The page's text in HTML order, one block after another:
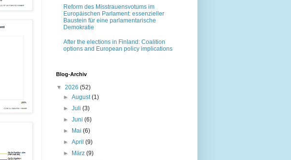
Reform des Misstrauensvotums im
Europäischen Parlament: essenzieller
Baustein für eine parlamentarische
Demokratie
After the elections in Finland: Coalition
options and European policy implications
Blog-Archiv
▼ 2026 (52)
►August(1)
►Juli(3)
►Juni(6)
► Mai(6)
►April(9)
► März(9)